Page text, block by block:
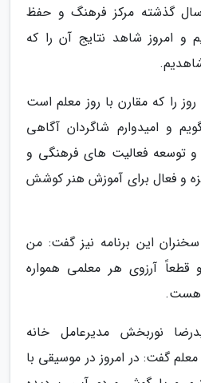
او ادامه داد: ما در 50 سال گذشته مرکز فرهنگ و حفظ
و امروز شاهد نتایج آن را که
را که مقارن با روز معلم است
و امیدوارم شاگردان آگاهی
و توسعه فعالیت های فرهنگی و
و فعال برای آموزش هنر کوشش
این برنامه نیز گفت: من
آرزوی هر معلمی همواره
هست.
نوربخش مدیرعامل خانه
گفت: در امروز در موسیقی با